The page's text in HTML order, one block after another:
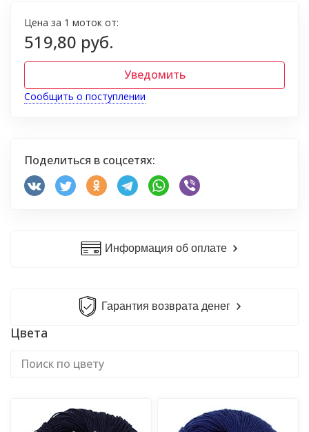
Цена за 1 моток от:
519,80 руб.
Уведомить
Сообщить о поступлении
Поделиться в соцсетях:
Информация об оплате
Гарантия возврата денег
Цвета